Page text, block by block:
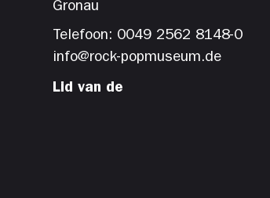
Gronau
Telefoon: 0049 2562 8148-0
info@rock-popmuseum.de
Lid van de